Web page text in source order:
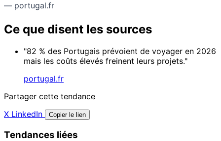
— portugal.fr
Ce que disent les sources
"82 % des Portugais prévoient de voyager en 2026
mais les coûts élevés freinent leurs projets."
portugal.fr
Partager cette tendance
X LinkedIn Copier le lien
Tendances liées